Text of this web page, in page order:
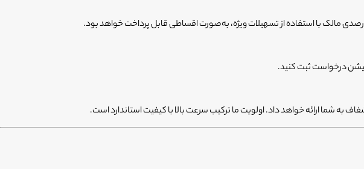
درخواست ثبت کنید.
شما ارائه خواهد داد. اولویت ما ترکیب سرعت بالا با کیفیت استاندارد است.